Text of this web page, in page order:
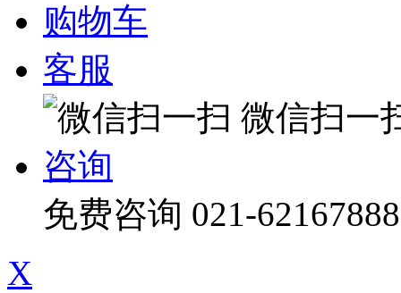
购物车
客服
微信扫一
咨询
免费咨询 021-62167888
X